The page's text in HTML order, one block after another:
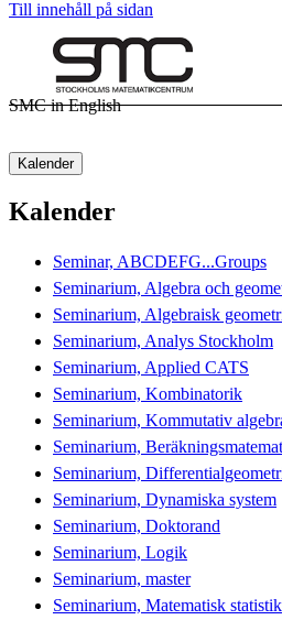
Till innehåll på sidan
SMC in English
Kalender
Kalender
Seminar, ABCDEFG...Groups
Seminarium, Algebra och
Seminarium, Algebraisk
Seminarium, Analys Stockholm
Seminarium, Applied CATS
Seminarium, Kombinatorik
Seminarium, Kommutativ
Seminarium,
Seminarium,
Seminarium, Dynamiska system
Seminarium, Doktorand
Seminarium, Logik
Seminarium, master
Seminarium, Matematisk statistik